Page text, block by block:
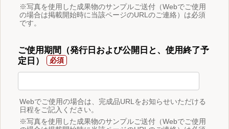
※写真を使用した成果物のサンプルご送付（Webでご使用
の場合は掲載開始時に当該ページのURLのご連絡）は必須
です。
ご使用期間（発行日および公開日と、使用終了予
定日）
Webでご使用の場合は、完成品URLをお知らせいただける
日程をご記入ください。
※写真を使用した成果物のサンプルご送付（Webでご使用